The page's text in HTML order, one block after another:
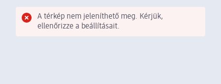
A térkép nem jeleníthető meg. Kérjük,
ellenőrizze a beállításait.